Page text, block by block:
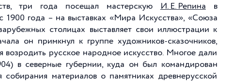
три года посещал мастерскую
И. Е. Репина в
1900 года – на выставках «Мира Искусства», «Союза
столицах выставляет свои иллюстрации к
он примкнул к группе художников-сказочников,
русское народное искусство. Многое дали
в северные губернии, куда он был командирован
материалов о памятниках древнерусской